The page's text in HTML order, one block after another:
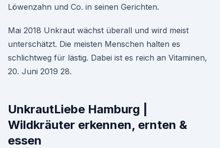
Löwenzahn und Co. in seinen Gerichten.
Mai 2018 Unkraut wächst überall und wird meist
unterschätzt. Die meisten Menschen halten es
schlichtweg für lästig. Dabei ist es reich an Vitaminen,
20. Juni 2019 28.
UnkrautLiebe Hamburg |
Wildkräuter erkennen, ernten &
essen